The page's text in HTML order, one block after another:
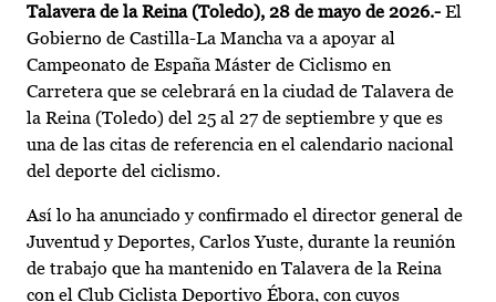
Talavera de la Reina (Toledo), 28 de mayo de 2026.- El
Gobierno de Castilla-La Mancha va a apoyar al
Campeonato de España Máster de Ciclismo en
Carretera que se celebrará en la ciudad de Talavera de
la Reina (Toledo) del 25 al 27 de septiembre y que es
una de las citas de referencia en el calendario nacional
del deporte del ciclismo.
Así lo ha anunciado y confirmado el director general de
Juventud y Deportes, Carlos Yuste, durante la reunión
de trabajo que ha mantenido en Talavera de la Reina
con el Club Ciclista Deportivo Ébora, con cuyos